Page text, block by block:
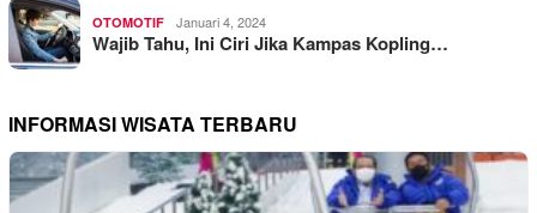
OTOMOTIF Januari 4, 2024
Wajib Tahu, Ini Ciri Jika Kampas Kopling…
INFORMASI WISATA TERBARU